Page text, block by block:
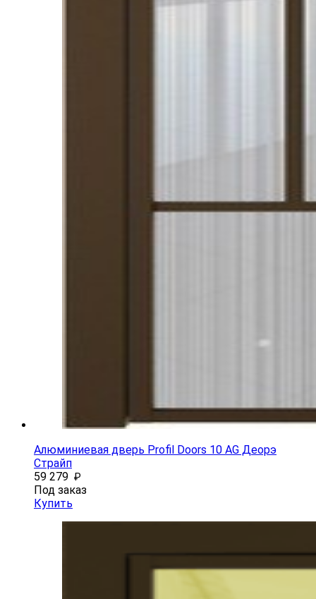
Алюминиевая дверь Profil Doors 10 AG Деорэ
Страйп
59 279 ₽
Под заказ
Купить